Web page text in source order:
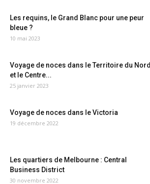
Les requins, le Grand Blanc pour une peur
bleue ?
10 mai 2023
Voyage de noces dans le Territoire du Nord
et le Centre...
25 janvier 2023
Voyage de noces dans le Victoria
19 décembre 2022
Les quartiers de Melbourne : Central
Business District
30 novembre 2022